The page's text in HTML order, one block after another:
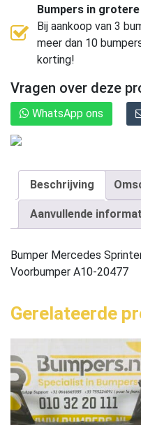
Bumpers in
Bij aankoop van 3
meer dan 10
korting!
Vragen over deze
WhatsApp ons
Beschrijving
Aanvullende
Bumper Mercedes
Voorbumper A10-20477
Gerelateerde